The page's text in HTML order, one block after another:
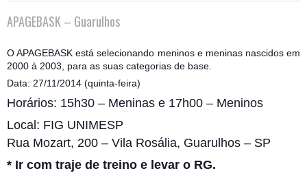
APAGEBASK – Guarulhos
O APAGEBASK está selecionando meninos e meninas nascidos em
2000 à 2003, para as suas categorias de base.
Data: 27/11/2014 (quinta-feira)
Horários: 15h30 – Meninas e 17h00 – Meninos
Local: FIG UNIMESP
Rua Mozart, 200 – Vila Rosália, Guarulhos – SP
* Ir com traje de treino e levar o RG.